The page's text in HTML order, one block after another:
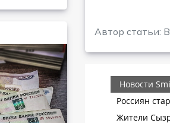
Автор статьи: